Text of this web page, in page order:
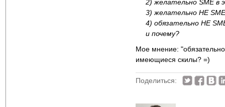
2) желательно SME в
3) желательно НЕ
4) обязательно НЕ
и почему?
Мое мнение:
имеющиеся скилы? =)
Поделиться: